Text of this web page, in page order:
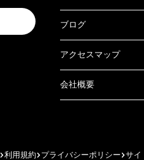
ブログ
アクセスマップ
会社概要
利用規約 プライバシーポリシー サイ